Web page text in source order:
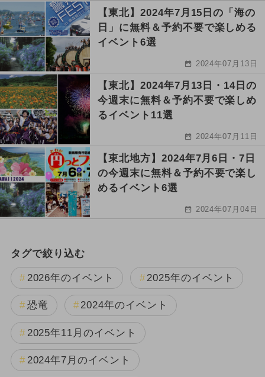
【東北】2024年7月15日の「海の
日」に無料＆予約不要で楽しめる
イベント6選
2024年07月13日
【東北】2024年7月13日・14日の
今週末に無料＆予約不要で楽しめ
るイベント11選
2024年07月11日
【東北地方】2024年7月6日・7日
の今週末に無料＆予約不要で楽し
めるイベント6選
2024年07月04日
タグで絞り込む
2026年のイベント 2025年のイベント
恐竜 2024年のイベント
2025年11月のイベント
2024年7月のイベント